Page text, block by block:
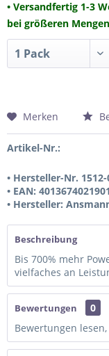
• Versandfertig 1-3
bei größeren
Merken
Artikel-Nr.:
• Hersteller-Nr. 1512-
• EAN: 4013674021901
• Hersteller:
Beschreibung
Bis 700% mehr
vielfaches an
Bewertungen
0
Bewertungen